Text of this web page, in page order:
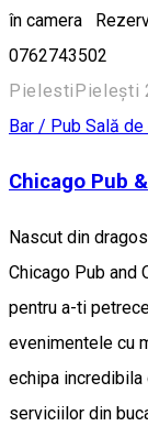
în camera
0762743502
PielestiPielești
Bar / Pub Sală
Chicago Pub
Nascut din
Chicago Pub and
pentru a-ti
evenimentele cu
echipa
serviciilor din